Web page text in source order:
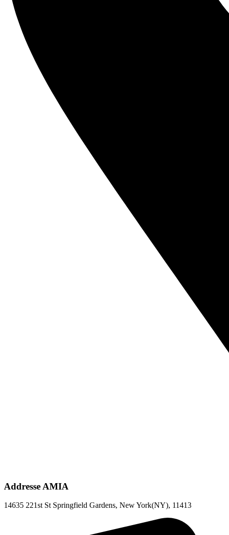
Addresse AMIA
14635 221st St Springfield Gardens, New York(NY), 11413